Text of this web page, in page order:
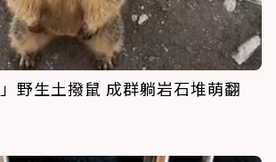
野生土撥鼠 成群躺岩石堆萌翻